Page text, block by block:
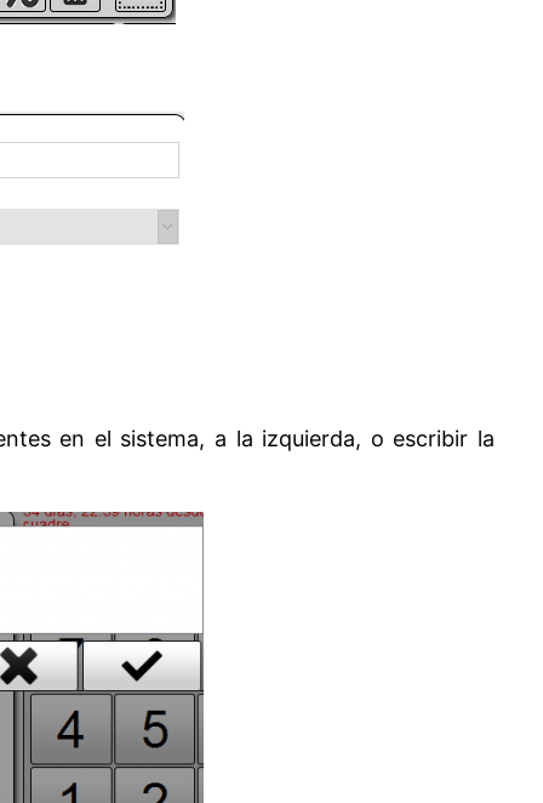
en el sistema, a la izquierda, o escribir la